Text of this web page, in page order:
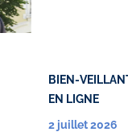
BIEN-
EN LIGNE
2 juillet 2026